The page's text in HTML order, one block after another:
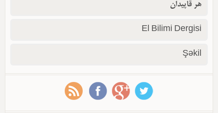
هر قاپیدان
El Bilimi Dergisi
Şəkil